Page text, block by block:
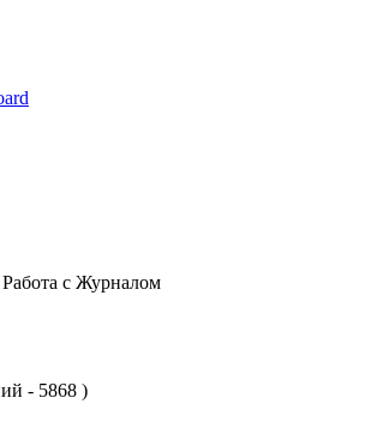
Работа с Журналом
- 5868 )